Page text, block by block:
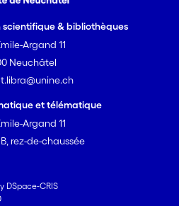
scientifique & bibliothèques
Argand 11
Neuchâtel
et télématique
Argand 11
rez-de-chaussée
DSpace-CRIS